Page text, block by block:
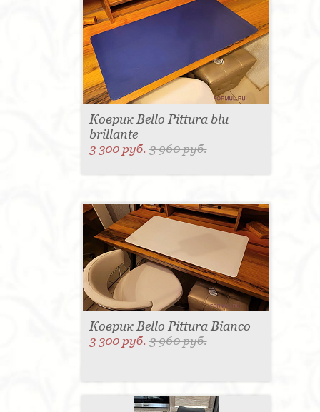
Коврик Bello Pittura blu
brillante
3 300 руб.3 960 руб.
Коврик Bello Pittura Bianco
3 300 руб.3 960 руб.